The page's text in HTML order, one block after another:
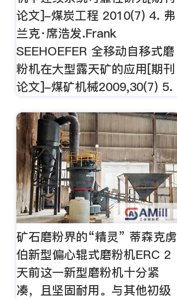
论文]-煤炭工程 2010(7) 4. 弗
兰克·席浩发.Frank
SEEHOEFER 全移动自移式磨
粉机在大型露天矿的应用[期刊
论文]-煤矿机械2009,30(7) 5.
矿石磨粉界的“精灵” 蒂森克虏
伯新型偏心辊式磨粉机ERC 2
天前这一新型磨粉机十分紧
凑，且坚固耐用。与其他初级